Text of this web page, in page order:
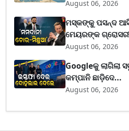
August 06, 2026
ମସ୍କଙ୍କୁ ପସନ୍ଦ
ମେୟରଙ୍କ
August 06, 2026
Googleକୁ ଲାଗିଲା
କମ୍ପାନି ଛାଡ଼ିଦେ...
August 06, 2026